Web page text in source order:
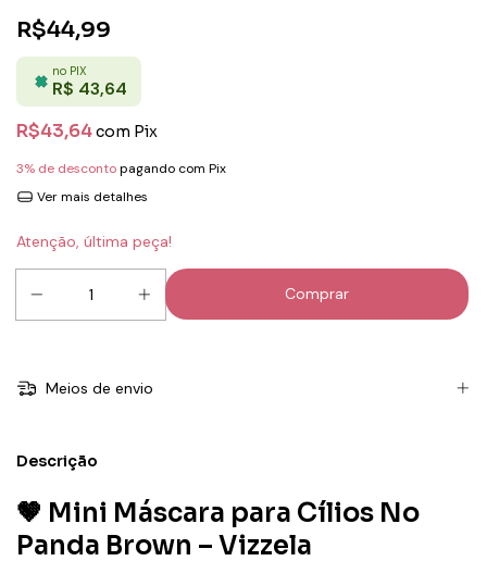
R$44,99
no PIX
R$ 43,64
R$43,64com Pix
3% de descontopagando com Pix
Ver mais detalhes
Atenção, última peça!
Meios de envio
Descrição
🤎 Mini Máscara para Cílios No
Panda Brown – Vizzela